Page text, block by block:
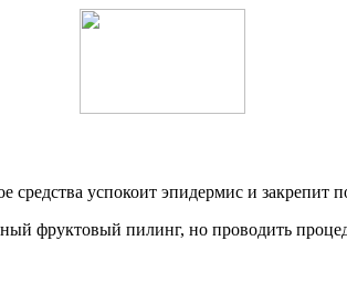
успокоит эпидермис и закрепит
фруктовый пилинг, но проводить